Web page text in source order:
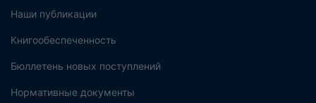
Наши публикации
Книгообеспеченность
Бюллетень новых поступлений
Нормативные документы